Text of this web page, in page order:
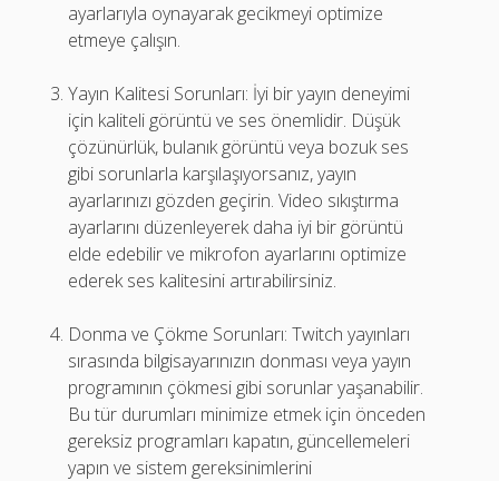
ayarlarıyla oynayarak gecikmeyi optimize
etmeye çalışın.
Yayın Kalitesi Sorunları: İyi bir yayın deneyimi
için kaliteli görüntü ve ses önemlidir. Düşük
çözünürlük, bulanık görüntü veya bozuk ses
gibi sorunlarla karşılaşıyorsanız, yayın
ayarlarınızı gözden geçirin. Video sıkıştırma
ayarlarını düzenleyerek daha iyi bir görüntü
elde edebilir ve mikrofon ayarlarını optimize
ederek ses kalitesini artırabilirsiniz.
Donma ve Çökme Sorunları: Twitch yayınları
sırasında bilgisayarınızın donması veya yayın
programının çökmesi gibi sorunlar yaşanabilir.
Bu tür durumları minimize etmek için önceden
gereksiz programları kapatın, güncellemeleri
yapın ve sistem gereksinimlerini